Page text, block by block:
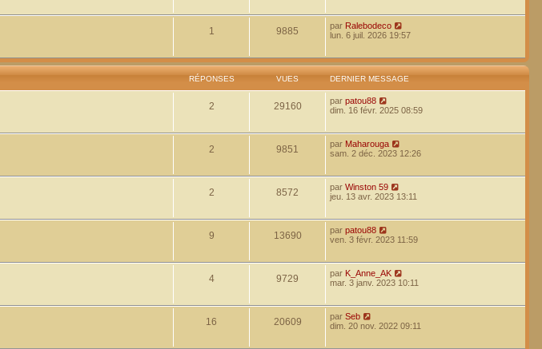
1 9885 par Ralebodeco
lun. 6 juil. 2026 19:57
RÉPONSES VUES DERNIER MESSAGE
2 29160 par patou88
dim. 16 févr. 2025 08:59
2 9851 par Maharouga
sam. 2 déc. 2023 12:26
2 8572 par Winston 59
jeu. 13 avr. 2023 13:11
9 13690 par patou88
ven. 3 févr. 2023 11:59
4 9729 par K_Anne_AK
mar. 3 janv. 2023 10:11
16 20609 par Seb
dim. 20 nov. 2022 09:11